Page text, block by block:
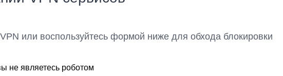
или воспользуйтесь формой ниже для обхода блокировки
не являетесь роботом